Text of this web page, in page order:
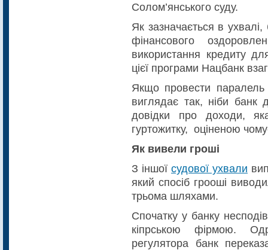
Солом’янського суду.
Як зазначається в
фінансового
використання кредиту
цієї програми Нацбанк
Якщо провести паралель
виглядає так, ніби банк
довідки про доходи,
гуртожитку, оціненою
Як вивели гроші
З іншої судової ухвали
який спосіб грооші
трьома шляхами.
Спочатку у банку
кіпрською фірмою.
регулятора банк